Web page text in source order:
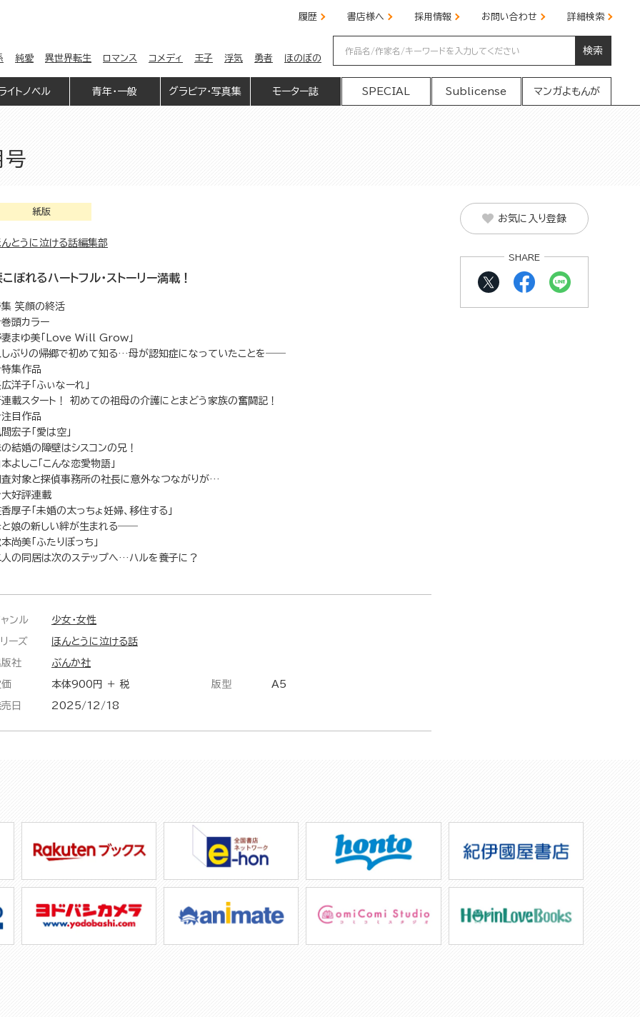
履歴 書店様へ 採用情報 お問い合わせ 詳細検索
純愛 異世界転生 ロマンス コメディ 王子 浮気 勇者 ほのぼの
検索
イトノベル 青年・一般 グラビア・写真集 モーター誌 SPECIAL Sublicense マンガよもんが
号
紙版
とうに泣ける話編集部
ぼれるハートフル・ストーリー満載！
笑顔の終活
頭カラー
妻まゆ美「Love Will Grow」
しぶりの帰郷で初めて知る…母が認知症になっていたことを――
集作品
洋子「ふぃなーれ」
載スタート！ 初めての祖母の介護にとまどう家族の奮闘記！
目作品
宏子「愛は空」
結婚の障壁はシスコンの兄！
よしこ「こんな恋愛物語」
対象と探偵事務所の社長に意外なつながりが…
好評連載
厚子「未婚の太っちょ妊婦、移住する」
と娘の新しい絆が生まれる――
尚美「ふたりぼっち」
の同居は次のステップへ…ハルを養子に？
ンル 少女・女性
ーズ ほんとうに泣ける話
社 ぶんか社
本体900円 ＋ 税
日 2025/12/18
版型 A5
お気に入り登録
SHARE